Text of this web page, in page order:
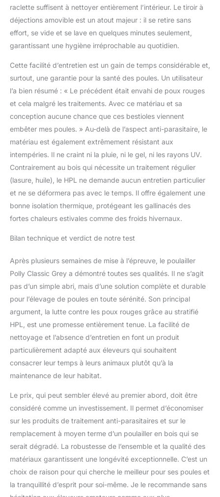
raclette suffisent à nettoyer entièrement l’intérieur. Le tiroir à
déjections amovible est un atout majeur : il se retire sans
effort, se vide et se lave en quelques minutes seulement,
garantissant une hygiène irréprochable au quotidien.
Cette facilité d’entretien est un gain de temps considérable et,
surtout, une garantie pour la santé des poules. Un utilisateur
l’a bien résumé : « Le précédent était envahi de poux rouges
et cela malgré les traitements. Avec ce matériau et sa
conception aucune chance que ces bestioles viennent
embêter mes poules. » Au-delà de l’aspect anti-parasitaire, le
matériau est également extrêmement résistant aux
intempéries. Il ne craint ni la pluie, ni le gel, ni les rayons UV.
Contrairement au bois qui nécessite un traitement régulier
(lasure, huile), le HPL ne demande aucun entretien particulier
et ne se déformera pas avec le temps. Il offre également une
bonne isolation thermique, protégeant les gallinacés des
fortes chaleurs estivales comme des froids hivernaux.
Bilan technique et verdict de notre test
Après plusieurs semaines de mise à l’épreuve, le poulailler
Polly Classic Grey a démontré toutes ses qualités. Il ne s’agit
pas d’un simple abri, mais d’une solution complète et durable
pour l’élevage de poules en toute sérénité. Son principal
argument, la lutte contre les poux rouges grâce au stratifié
HPL, est une promesse entièrement tenue. La facilité de
nettoyage et l’absence d’entretien en font un produit
particulièrement adapté aux éleveurs qui souhaitent
consacrer leur temps à leurs animaux plutôt qu’à la
maintenance de leur habitat.
Le prix, qui peut sembler élevé au premier abord, doit être
considéré comme un investissement. Il permet d’économiser
sur les produits de traitement anti-parasitaires et sur le
remplacement à moyen terme d’un poulailler en bois qui se
serait dégradé. La robustesse de l’ensemble et la qualité des
matériaux garantissent une longévité exceptionnelle. C’est un
choix de raison pour qui cherche le meilleur pour ses poules et
la tranquillité d’esprit pour soi-même. Je le recommande sans